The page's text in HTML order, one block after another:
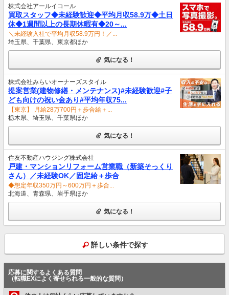
株式会社アールイコール
買取スタッフ◆未経験歓迎◆平均月収58.9万◆土日
休◆1週間以上の長期休暇有◆20～...
＼未経験入社で平均月収58.9万円！／...
埼玉県、千葉県、東京都ほか
気になる！
株式会社みらいオーナーズスタイル
提案営業(建物修繕・メンテナンス)#未経験歓迎#子
ども向けの祝い金あり#平均年収75...
【東京】 月給28万700円＋歩合給＋...
栃木県、埼玉県、千葉県ほか
気になる！
住友不動産ハウジング株式会社
戸建・マンションリフォーム営業職（新築そっくり
さん）／未経験OK／固定給＋歩合
◆想定年収350万円～600万円＋歩合...
北海道、青森県、岩手県ほか
気になる！
詳しい条件で探す
応募に関するよくある質問
（転職EXによく寄せられる一般的な質問）